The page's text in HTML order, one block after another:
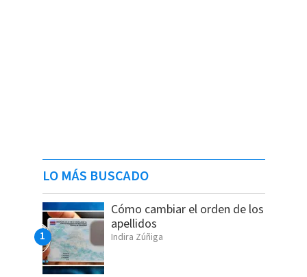
LO MÁS BUSCADO
Cómo cambiar el orden de los
apellidos
Indira Zúñiga